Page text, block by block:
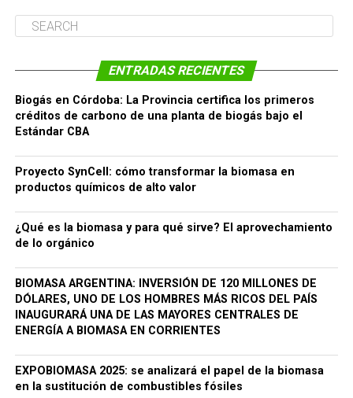
ENTRADAS RECIENTES
Biogás en Córdoba: La Provincia certifica los primeros
créditos de carbono de una planta de biogás bajo el
Estándar CBA
Proyecto SynCell: cómo transformar la biomasa en
productos químicos de alto valor
¿Qué es la biomasa y para qué sirve? El aprovechamiento
de lo orgánico
BIOMASA ARGENTINA: INVERSIÓN DE 120 MILLONES DE
DÓLARES, UNO DE LOS HOMBRES MÁS RICOS DEL PAÍS
INAUGURARÁ UNA DE LAS MAYORES CENTRALES DE
ENERGÍA A BIOMASA EN CORRIENTES
EXPOBIOMASA 2025: se analizará el papel de la biomasa
en la sustitución de combustibles fósiles